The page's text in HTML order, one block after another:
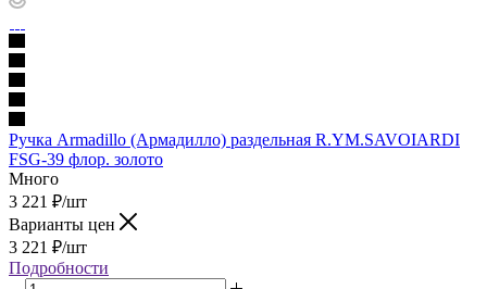
Ручка Armadillo (Армадилло) раздельная R.YM.SAVOIARDI
FSG-39 флор. золото
Много
3 221 ₽/шт
Варианты цен
3 221 ₽/шт
Подробности